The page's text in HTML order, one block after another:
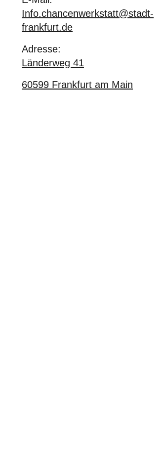
Info.chancenwerkstatt@stadt-
frankfurt.de
Adresse:
Länderweg 41
60599 Frankfurt am Main